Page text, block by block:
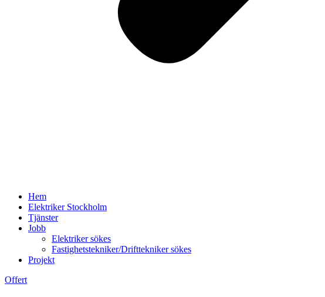
Hem
Elektriker Stockholm
Tjänster
Jobb
Elektriker sökes
Fastighetstekniker/Drifttekniker sökes
Projekt
Offert